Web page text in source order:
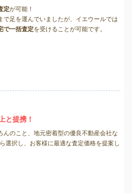
定が可能！
で足を運んでいましたが、イエウールでは
で一括査定を受けることが可能です。
と提携！
んのこと、地元密着型の優良不動産会社な
選択し、お客様に最適な査定価格を提案し